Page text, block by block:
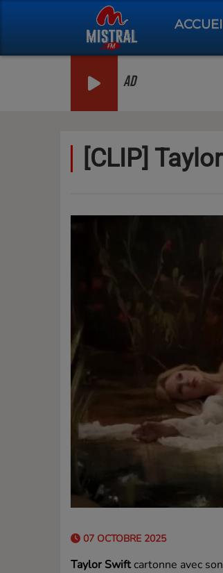
AD
[CLIP]
07 OCTOBRE 2025
Taylor Swiftcartonne avec son